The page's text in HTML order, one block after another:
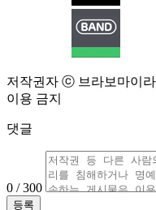
저작권자 ⓒ 브라보마이
이용 금지
댓글
0 / 300